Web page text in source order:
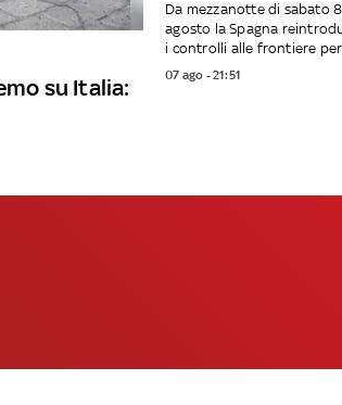
su Italia:
Da mezzanotte di sabato 8
agosto la Spagna
i controlli alle frontiere per
07 ago - 21:51